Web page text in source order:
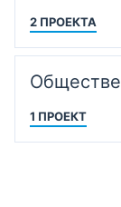
2 ПРОЕКТА
1 ПРОЕКТ